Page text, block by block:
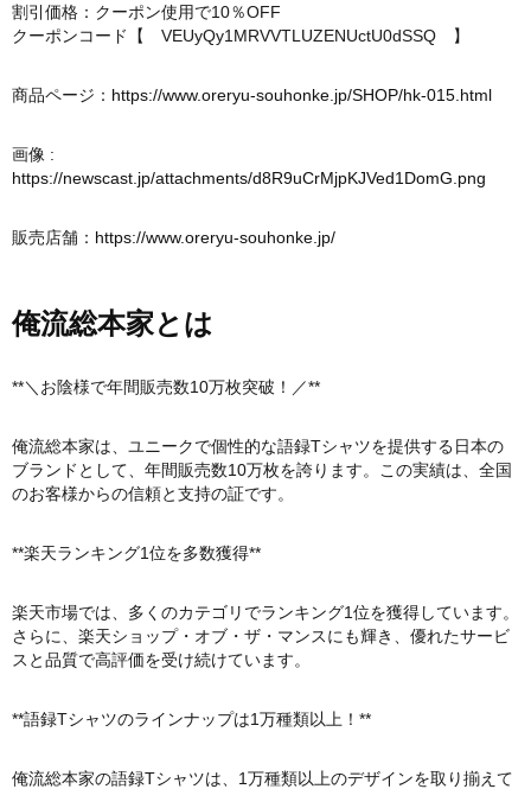
割引価格：クーポン使用で10％OFF
クーポンコード【 VEUyQy1MRVVTLUZENUctU0dSSQ 】
商品ページ： https://www.oreryu-souhonke.jp/SHOP/hk-015.html
画像 :
https://newscast.jp/attachments/d8R9uCrMjpKJVed1DomG.png
販売店舗： https://www.oreryu-souhonke.jp/
俺流総本家とは
**＼お陰様で年間販売数10万枚突破！／**
俺流総本家は、ユニークで個性的な語録Tシャツを提供する日本の
ブランドとして、年間販売数10万枚を誇ります。この実績は、全国
のお客様からの信頼と支持の証です。
**楽天ランキング1位を多数獲得**
楽天市場では、多くのカテゴリでランキング1位を獲得しています。
さらに、楽天ショップ・オブ・ザ・マンスにも輝き、優れたサービ
スと品質で高評価を受け続けています。
**語録Tシャツのラインナップは1万種類以上！**
俺流総本家の語録Tシャツは、1万種類以上のデザインを取り揃えて